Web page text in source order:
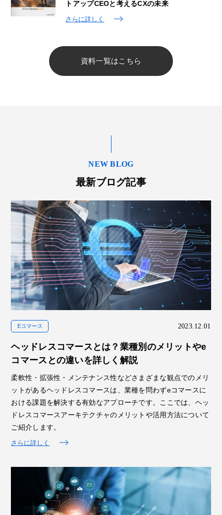
トアップCEOと考えるCXの未来
さらに詳しく
資料一覧はこちら
NEW BLOG
最新ブログ記事
Eコマース 2023.12.01
ヘッドレスコマースとは？業種別のメリットやe
コマースとの違いを詳しく解説
柔軟性・拡張性・メンテナンス性などさまざまな観点でのメリ
ットがあるヘッドレスコマースは、業種を問わずeコマースに
おける課題を解決する有効なアプローチです。ここでは、ヘッ
ドレスコマースアーキテクチャのメリットや活用方法について
ご紹介します。
さらに詳しく